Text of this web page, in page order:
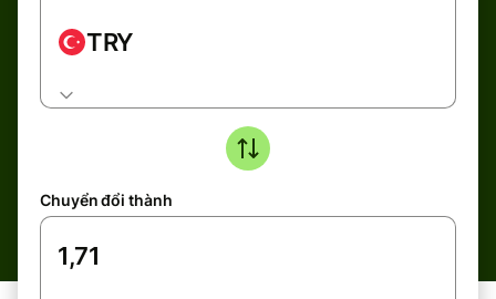
TRY
Chuyển đổi thành